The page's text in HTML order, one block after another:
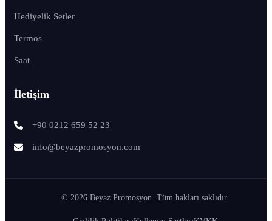
Hediyelik Setler
Termos
Saat
İletişim
+90 0212 659 52 23
info@beyazpromosyon.com
© 2026 Beyaz Promosyon. Tüm hakları saklıdır.